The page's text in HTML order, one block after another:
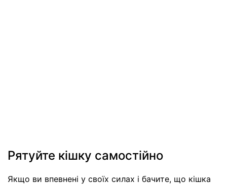
Рятуйте кішку самостійно
Якщо ви впевнені у своїх силах і бачите, що кішка